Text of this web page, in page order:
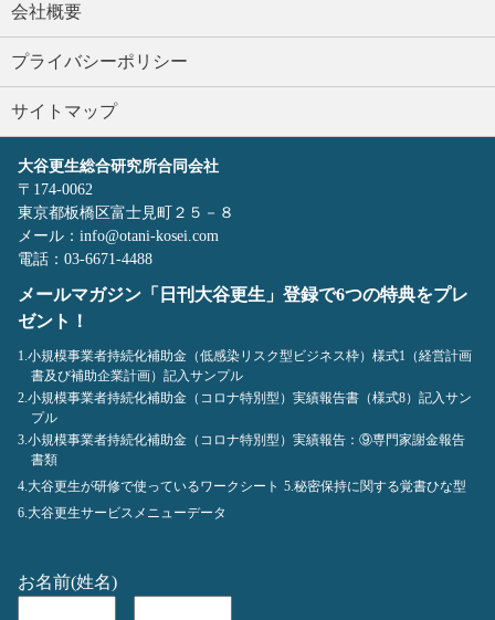
会社概要
プライバシーポリシー
サイトマップ
大谷更生総合研究所合同会社
〒174-0062
東京都板橋区富士見町２５－８
メール：info@otani-kosei.com
電話：03-6671-4488
メールマガジン「日刊大谷更生」登録で6つの特典をプレ
ゼント！
1.小規模事業者持続化補助金（低感染リスク型ビジネス枠）様式1（経営計画
書及び補助企業計画）記入サンプル
2.小規模事業者持続化補助金（コロナ特別型）実績報告書（様式8）記入サン
プル
3.小規模事業者持続化補助金（コロナ特別型）実績報告：⑨専門家謝金報告
書類
4.大谷更生が研修で使っているワークシート 5.秘密保持に関する覚書ひな型
6.大谷更生サービスメニューデータ
お名前(姓名)